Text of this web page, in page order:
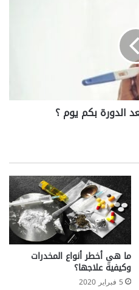
الدورة بكم يوم ؟
ما هي أخطر أنواع المخدرات
وكيفية علاجها؟
5 فبراير 2020